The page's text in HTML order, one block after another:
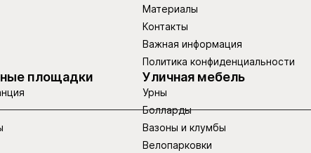
Материалы
Контакты
Важная информация
Политика конфиденциальности
площадки Уличная мебель
Урны
Болларды
Вазоны и клумбы
Велопарковки